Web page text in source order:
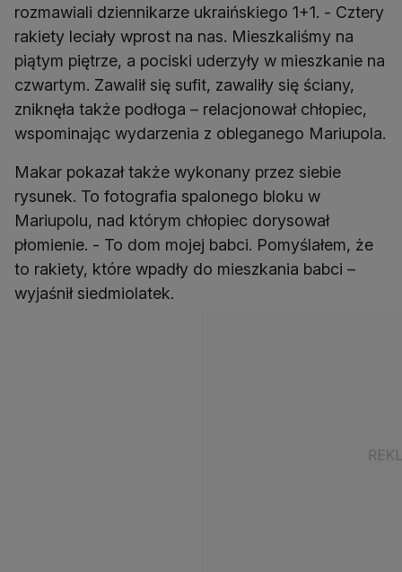
rozmawiali dziennikarze ukraińskiego 1+1. - Cztery
rakiety leciały wprost na nas. Mieszkaliśmy na
piątym piętrze, a pociski uderzyły w mieszkanie na
czwartym. Zawalił się sufit, zawaliły się ściany,
zniknęła także podłoga – relacjonował chłopiec,
wspominając wydarzenia z obleganego Mariupola.
Makar pokazał także wykonany przez siebie
rysunek. To fotografia spalonego bloku w
Mariupolu, nad którym chłopiec dorysował
płomienie. - To dom mojej babci. Pomyślałem, że
to rakiety, które wpadły do mieszkania babci –
wyjaśnił siedmiolatek.